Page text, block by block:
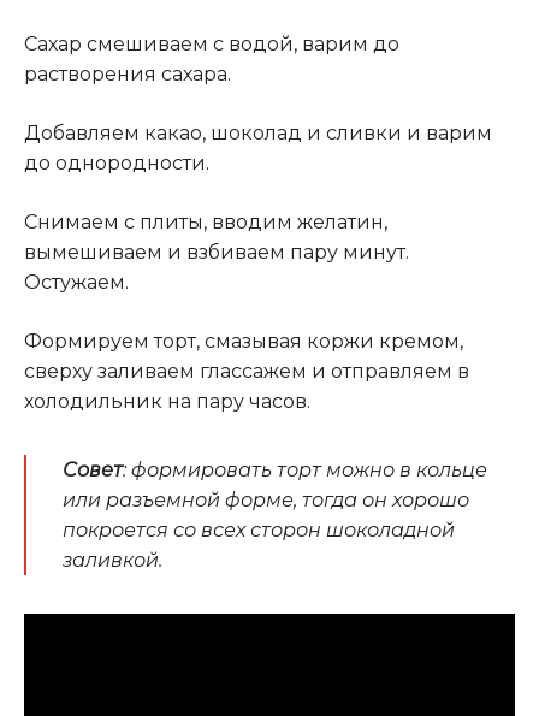
Сахар смешиваем с водой, варим до
растворения сахара.
Добавляем какао, шоколад и сливки и варим
до однородности.
Снимаем с плиты, вводим желатин,
вымешиваем и взбиваем пару минут.
Остужаем.
Формируем торт, смазывая коржи кремом,
сверху заливаем глассажем и отправляем в
холодильник на пару часов.
Совет: формировать торт можно в кольце
или разъемной форме, тогда он хорошо
покроется со всех сторон шоколадной
заливкой.